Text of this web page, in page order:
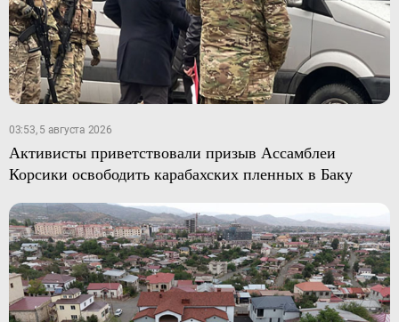
03:53, 5 августа 2026
Активисты приветствовали призыв Ассамблеи
Корсики освободить карабахских пленных в Баку